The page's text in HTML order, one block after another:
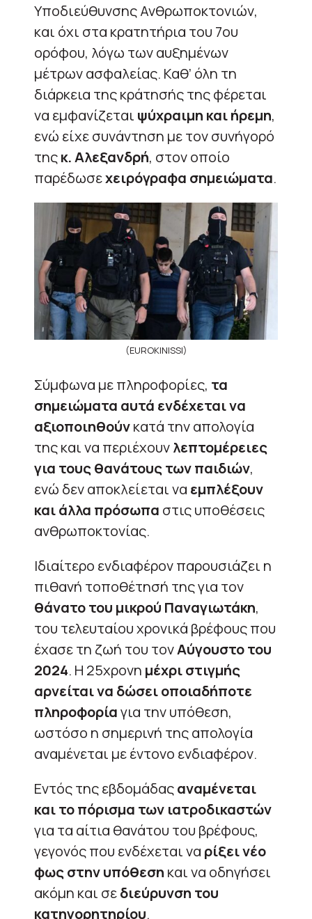
Υποδιεύθυνσης Ανθρωποκτονιών,
και όχι στα κρατητήρια του 7ου
ορόφου, λόγω των αυξημένων
μέτρων ασφαλείας. Καθ’ όλη τη
διάρκεια της κράτησής της φέρεται
να εμφανίζεται ψύχραιμη και ήρεμη,
ενώ είχε συνάντηση με τον συνήγορό
τηςκ. Αλεξανδρή, στον οποίο
παρέδωσεχειρόγραφα σημειώματα.
(EUROKINISSI)
Σύμφωνα με πληροφορίες, τα
σημειώματα αυτά ενδέχεται να
αξιοποιηθούνκατά την απολογία
της και να περιέχουνλεπτομέρειες
για τους θανάτους των παιδιών,
ενώ δεν αποκλείεται να εμπλέξουν
και άλλα πρόσωπα στις υποθέσεις
ανθρωποκτονίας.
Ιδιαίτερο ενδιαφέρον παρουσιάζει η
πιθανή τοποθέτησή της για τον
θάνατο του μικρού Παναγιωτάκη,
του τελευταίου χρονικά βρέφους που
έχασε τη ζωή του τονΑύγουστο του
2024. Η 25χρονη μέχρι στιγμής
αρνείται να δώσει οποιαδήποτε
πληροφορίαγια την υπόθεση,
ωστόσο η σημερινή της απολογία
αναμένεται με έντονο ενδιαφέρον.
Εντός της εβδομάδαςαναμένεται
και το πόρισμα των ιατροδικαστών
για τα αίτια θανάτου του βρέφους,
γεγονός που ενδέχεται να ρίξει νέο
φως στην υπόθεση και να οδηγήσει
ακόμη και σεδιεύρυνση του
κατηγορητηρίου.